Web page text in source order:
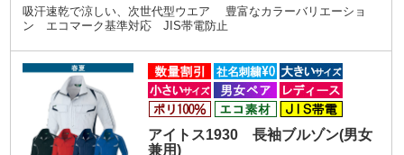
吸汗速乾で涼しい、次世代型ウエア 豊富なカラーバリエーショ
ン エコマーク基準対応 JIS帯電防止
アイトス1930 長袖ブルゾン(男女
兼用)